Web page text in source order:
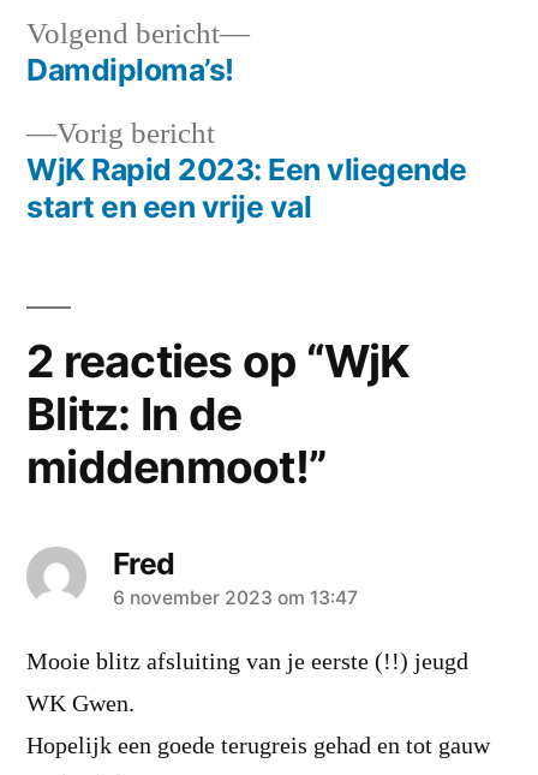
Bericht
navigatie
Vorig berichtVorig
bericht:
WjK Rapid 2023: Een vliegende
start en een vrije val
Volgend bericht
Volgend
Damdiploma’s!
2 reacties op “WjK
Blitz: In de
middenmoot!”
Fred
zei:
6 november 2023 om 13:47
Mooie blitz afsluiting van je eerste (!!) jeugd
WK Gwen.
Hopelijk een goede terugreis gehad en tot gauw